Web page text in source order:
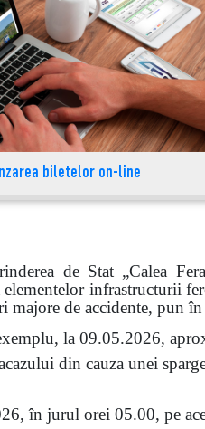
biletelor on-line
de Stat „Calea
elementelor infrastructurii
majore de accidente, pun
la 09.05.2026,
din cauza unei
în jurul orei 05.00, pe